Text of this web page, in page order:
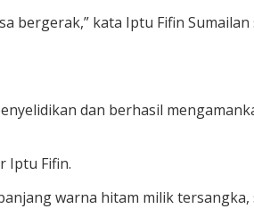
bergerak,” kata Iptu Fifin Sumailan
dan berhasil
Iptu Fifin.
warna hitam milik